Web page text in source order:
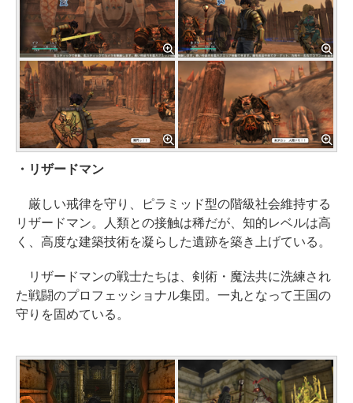
・リザードマン
厳しい戒律を守り、ピラミッド型の階級社会維持する
リザードマン。人類との接触は稀だが、知的レベルは高
く、高度な建築技術を凝らした遺跡を築き上げている。
リザードマンの戦士たちは、剣術・魔法共に洗練され
た戦闘のプロフェッショナル集団。一丸となって王国の
守りを固めている。